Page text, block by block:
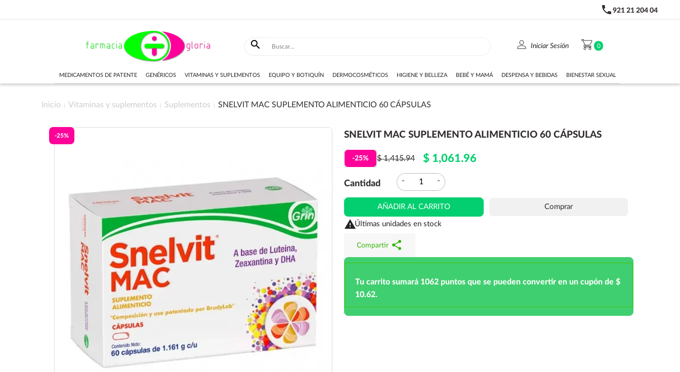
phone 921 21 204 04
 person Iniciar Sesión shopping_cart 0
MEDICAMENTOS DE PATENTE GENÉRICOS VITAMINAS Y SUPLEMENTOS EQUIPO Y BOTIQUÍN DERMOCOSMÉTICOS HIGIENE Y BELLEZA BEBÉ Y MAMÁ DESPENSA Y BEBIDAS BIENESTAR SEXUAL
Inicio Vitaminas y suplementos Suplementos SNELVIT MAC SUPLEMENTO ALIMENTICIO 60 CÁPSULAS
-25% SNELVIT MAC SUPLEMENTO ALIMENTICIO 60 CÁPSULAS
-25% $ 1,415.94 $ 1,061.96
Cantidad expand_more expand_less
AÑADIR AL CARRITO Comprar
Últimas unidades en stock
Compartir share
Tu carrito sumará 1062 puntos que se pueden convertir en un cupón de $
10.62.